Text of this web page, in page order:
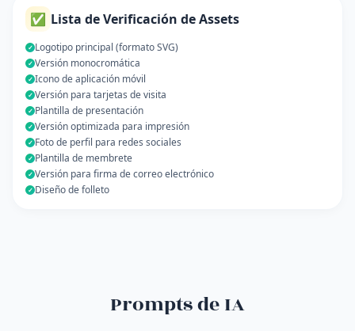
✅ Lista de Verificación de Assets
✓ Logotipo principal (formato SVG)
✓ Versión monocromática
✓ Icono de aplicación móvil
✓ Versión para tarjetas de visita
✓ Plantilla de presentación
✓ Versión optimizada para impresión
✓ Foto de perfil para redes sociales
✓ Plantilla de membrete
✓ Versión para firma de correo electrónico
✓ Diseño de folleto
Prompts de IA